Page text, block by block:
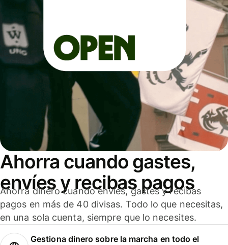
Ahorra cuando gastes,
envíes y recibas pagos
Ahorra dinero cuando envíes, gastes y recibas
pagos en más de 40 divisas. Todo lo que necesitas,
en una sola cuenta, siempre que lo necesites.
Gestiona dinero sobre la marcha en todo el